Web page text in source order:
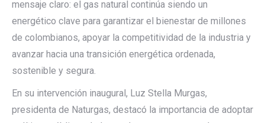
mensaje claro: el gas natural continúa siendo un
energético clave para garantizar el bienestar de millones
de colombianos, apoyar la competitividad de la industria y
avanzar hacia una transición energética ordenada,
sostenible y segura.
En su intervención inaugural, Luz Stella Murgas,
presidenta de Naturgas, destacó la importancia de adoptar